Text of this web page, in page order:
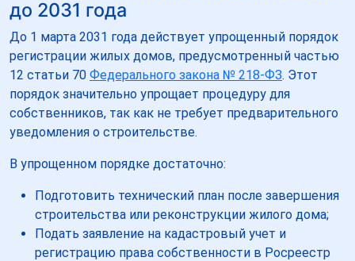
до 2031 года
До 1 марта 2031 года действует упрощенный порядок
регистрации жилых домов, предусмотренный частью
12 статьи 70 Федерального закона № 218-ФЗ. Этот
порядок значительно упрощает процедуру для
собственников, так как не требует предварительного
уведомления о строительстве.
В упрощенном порядке достаточно:
Подготовить технический план после завершения
строительства или реконструкции жилого дома;
Подать заявление на кадастровый учет и
регистрацию права собственности в Росреестр